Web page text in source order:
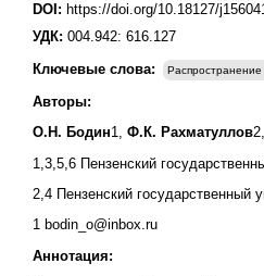
DOI: https://doi.org/10.18127/
УДК: 004.942: 616.127
Ключевые слова:
Авторы:
О.Н. Бодин1, Ф.К. Рахматуллов2,
1,3,5,6 Пензенский
2,4 Пензенский государственный
1 bodin_o@inbox.ru
Аннотация: